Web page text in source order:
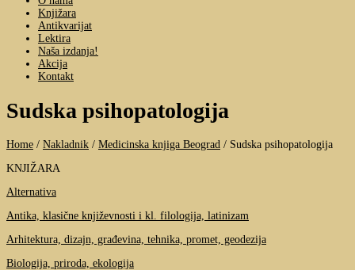
Knjižara
Antikvarijat
Lektira
Naša izdanja!
Akcija
Kontakt
Sudska psihopatologija
Home / Nakladnik / Medicinska knjiga Beograd / Sudska psihopatologija
KNJIŽARA
Alternativa
Antika, klasične književnosti i kl. filologija, latinizam
Arhitektura, dizajn, građevina, tehnika, promet, geodezija
Biologija, priroda, ekologija